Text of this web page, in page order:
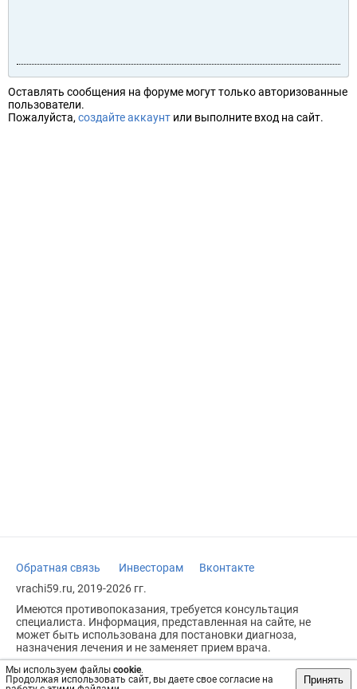
Мы используем файлы cookie.
Продолжая использовать сайт, вы даете свое согласие на
Принять
Оставлять сообщения на форуме могут только авторизованные
пользователи.
Пожалуйста, создайте аккаунт или выполните вход на сайт.
Обратная связь Инвесторам
Вконтакте
vrachi59.ru, 2019-2026 гг.
Имеются противопоказания, требуется консультация
специалиста. Информация, представленная на сайте, не
может быть использована для постановки диагноза,
назначения лечения и не заменяет прием врача.
Возрастное ограничение: 18+